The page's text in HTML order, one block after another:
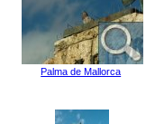
Palma de Mallorca